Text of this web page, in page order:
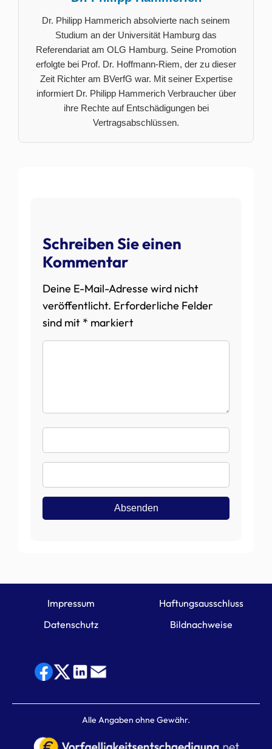
Dr. Philipp Hammerich absolvierte nach seinem
Studium an der Universität Hamburg das
Referendariat am OLG Hamburg. Seine Promotion
erfolgte bei Prof. Dr. Hoffmann-Riem, der zu dieser
Zeit Richter am BVerfG war. Mit seiner Expertise
informiert Dr. Philipp Hammerich Verbraucher über
ihre Rechte auf Entschädigungen bei
Vertragsabschlüssen.
Schreiben Sie einen
Kommentar
Deine E-Mail-Adresse wird nicht
veröffentlicht. Erforderliche Felder
sind mit * markiert
Mail
Absenden
Impressum
Datenschutz
Haftungsausschluss
Bildnachweise
Alle Angaben ohne Gewähr.